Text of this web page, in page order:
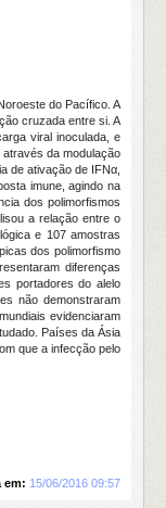
do Pacífico. A
cruzada entre si. A
viral inoculada, e
da modulação
de ativação de IFNα,
imune, agindo na
dos polimorfismos
a relação entre o
e 107 amostras
dos polimorfismo
diferenças
portadores do alelo
não demonstraram
evidenciaram
Países da Ásia
que a infecção pelo
em: 15/06/2016 09:57